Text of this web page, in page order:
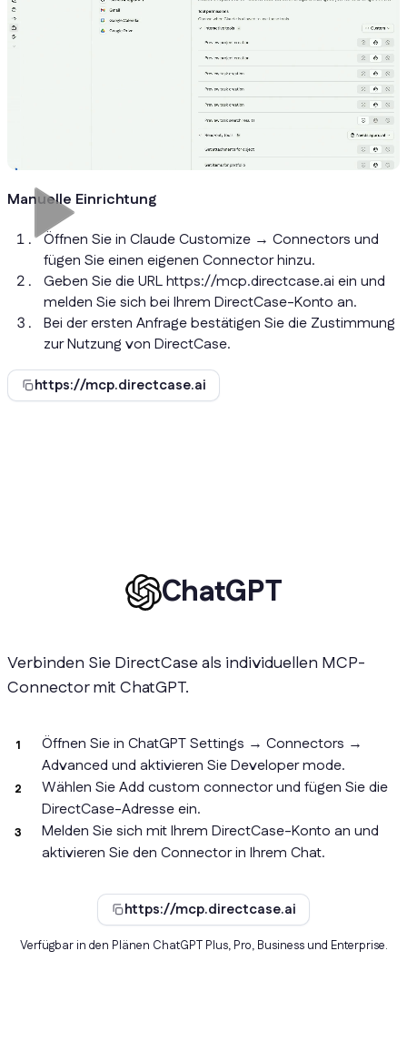
Manuelle Einrichtung
Öffnen Sie in Claude Customize → Connectors und
fügen Sie einen eigenen Connector hinzu.
Geben Sie die URL https://mcp.directcase.ai ein und
melden Sie sich bei Ihrem DirectCase-Konto an.
Bei der ersten Anfrage bestätigen Sie die Zustimmung
zur Nutzung von DirectCase.
https://mcp.directcase.ai
ChatGPT
Verbinden Sie DirectCase als individuellen MCP-
Connector mit ChatGPT.
Öffnen Sie in ChatGPT Settings → Connectors →
Advanced und aktivieren Sie Developer mode.
Wählen Sie Add custom connector und fügen Sie die
DirectCase-Adresse ein.
Melden Sie sich mit Ihrem DirectCase-Konto an und
aktivieren Sie den Connector in Ihrem Chat.
https://mcp.directcase.ai
Verfügbar in den Plänen ChatGPT Plus, Pro, Business und Enterprise.